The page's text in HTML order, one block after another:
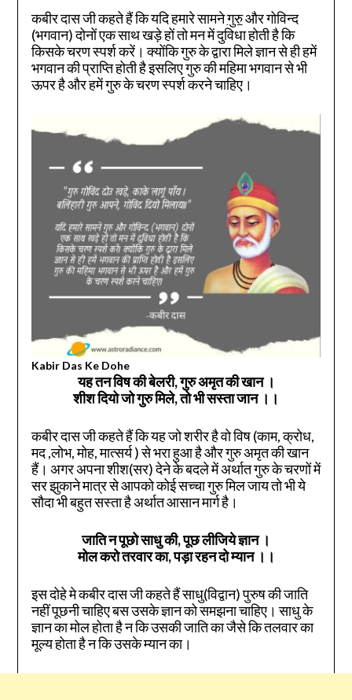
कबीर दास जी कहते हैं कि यदि हमारे सामनेगुरुऔर गोविन्द
(भगवान) दोनों एक साथ खड़े हों तो मन में दुविधा होती है कि
किसके चरण स्पर्श करें। क्योंकि गुरु के द्वारा मिले ज्ञान से ही हमें
भगवान की प्राप्ति होती है इसलिए गुरु की महिमा भगवान से भी
ऊपर है और हमें गुरु के चरण स्पर्श करने चाहिए।
Kabir Das Ke Dohe
यह तन विष की बेलरी, गुरु अमृत की खान ।
शीश दियो जो गुरु मिले, तो भी सस्ता जान ।।
कबीर दास जी कहते हैं कि यह जो शरीर है वो विष (काम, क्रोध,
मद ,लोभ, मोह, मात्सर्य ) से भरा हुआ है और गुरु अमृत की खान
हैं। अगर अपना शीश(सर) देने के बदले में अर्थात गुरु के चरणों में
सर झुकाने मात्र से आपको कोई सच्चा गुरु मिल जाय तो भी ये
सौदा भी बहुत सस्ता है अर्थात आसान मार्ग है।
जाति न पूछो साधु की, पूछ लीजिये ज्ञान ।
मोल करो तरवार का, पड़ा रहन दो म्यान ।।
इस दोहे मे कबीर दास जी कहते हैं साधु(विद्वान) पुरुष की जाति
नहीं पूछनी चाहिए बस उसके ज्ञान को समझना चाहिए। साधु के
ज्ञान का मोल होता है न कि उसकी जाति का जैसे कि तलवार का
मूल्य होता है न कि उसके म्यान का।